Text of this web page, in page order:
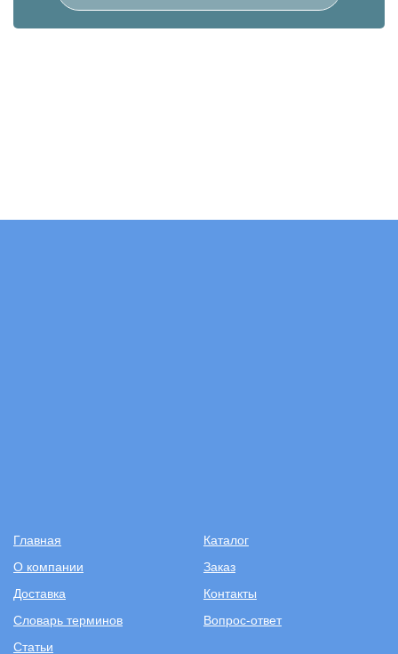
Главная
Каталог
О компании
Заказ
Доставка
Контакты
Словарь терминов
Вопрос-ответ
Статьи